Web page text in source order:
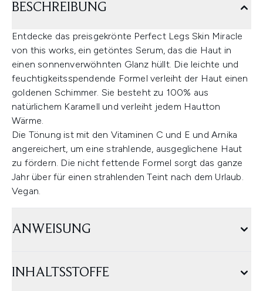
BESCHREIBUNG
Entdecke das preisgekrönte Perfect Legs Skin Miracle
von this works, ein getöntes Serum, das die Haut in
einen sonnenverwöhnten Glanz hüllt. Die leichte und
feuchtigkeitsspendende Formel verleiht der Haut einen
goldenen Schimmer. Sie besteht zu 100% aus
natürlichem Karamell und verleiht jedem Hautton
Wärme.
Die Tönung ist mit den Vitaminen C und E und Arnika
angereichert, um eine strahlende, ausgeglichene Haut
zu fördern. Die nicht fettende Formel sorgt das ganze
Jahr über für einen strahlenden Teint nach dem Urlaub.
Vegan.
ANWEISUNG
INHALTSSTOFFE